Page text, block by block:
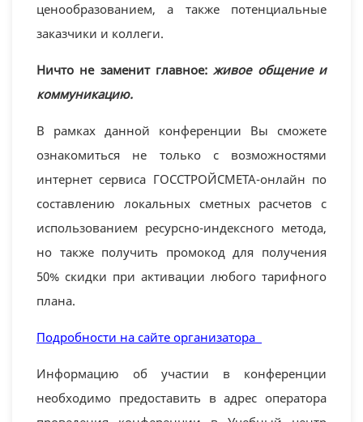
ценообразованием, а также потенциальные
заказчики и коллеги.
Ничто не заменит главное: живое общение и
коммуникацию.
В рамках данной конференции Вы сможете
ознакомиться не только с возможностями
интернет сервиса ГОССТРОЙСМЕТА-онлайн по
составлению локальных сметных расчетов с
использованием ресурсно-индексного метода,
но также получить промокод для получения
50% скидки при активации любого тарифного
плана.
Подробности на сайте организатора
Информацию об участии в конференции
необходимо предоставить в адрес оператора